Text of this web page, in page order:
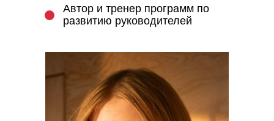
Автор и тренер программ по
развитию руководителей